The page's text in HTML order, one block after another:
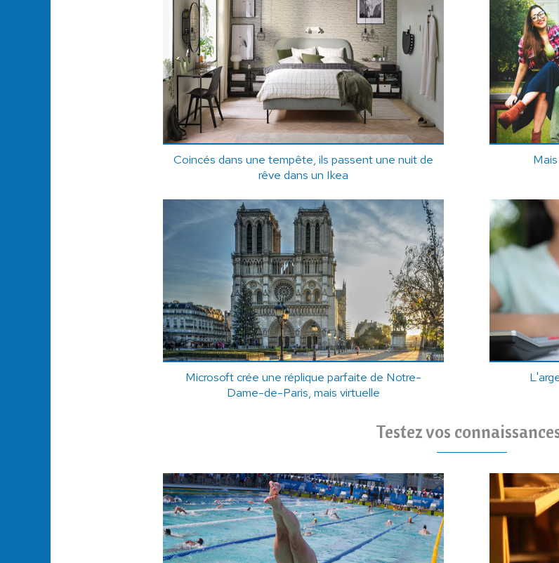
Coincés dans une tempête, ils passent une nuit de
rêve dans un Ikea
Microsoft crée une réplique parfaite de Notre-
Dame-de-Paris, mais virtuelle
Testez vos